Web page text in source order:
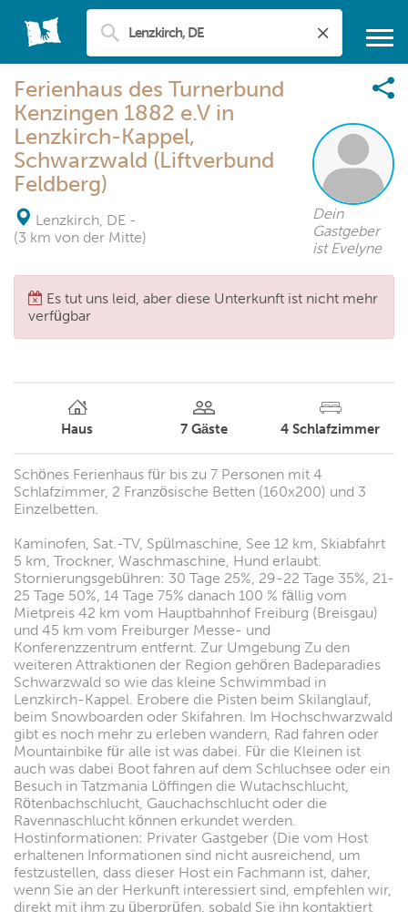
Ferienhaus des Turnerbund
Kenzingen 1882 e.V in
Lenzkirch-Kappel,
Schwarzwald (Liftverbund
Feldberg)
Lenzkirch, DE -
(3 km von der Mitte)
Dein
Gastgeber
ist Evelyne
Es tut uns leid, aber diese Unterkunft ist nicht mehr
verfügbar
Haus 7 Gäste 4 Schlafzimmer
Schönes Ferienhaus für bis zu 7 Personen mit 4
Schlafzimmer, 2 Französische Betten (160x200) und 3
Einzelbetten.
Kaminofen, Sat.-TV, Spülmaschine, See 12 km, Skiabfahrt
5 km, Trockner, Waschmaschine, Hund erlaubt.
Stornierungsgebühren: 30 Tage 25%, 29-22 Tage 35%, 21-
25 Tage 50%, 14 Tage 75% danach 100 % fällig vom
Mietpreis 42 km vom Hauptbahnhof Freiburg (Breisgau)
und 45 km vom Freiburger Messe- und
Konferenzzentrum entfernt. Zur Umgebung Zu den
weiteren Attraktionen der Region gehören Badeparadies
Schwarzwald so wie das kleine Schwimmbad in
Lenzkirch-Kappel. Erobere die Pisten beim Skilanglauf,
beim Snowboarden oder Skifahren. Im Hochschwarzwald
gibt es noch mehr zu erleben wandern, Rad fahren oder
Mountainbike für alle ist was dabei. Für die Kleinen ist
auch was dabei Boot fahren auf dem Schluchsee oder ein
Besuch in Tatzmania Löffingen die Wutachschlucht,
Rötenbachschlucht, Gauchachschlucht oder die
Ravennaschlucht können erkundet werden.
Hostinformationen: Privater Gastgeber (Die vom Host
erhaltenen Informationen sind nicht ausreichend, um
festzustellen, dass dieser Host ein Fachmann ist, daher,
wenn Sie an der Herkunft interessiert sind, empfehlen wir,
direkt mit ihm zu überprüfen, sobald Sie ihn kontaktiert